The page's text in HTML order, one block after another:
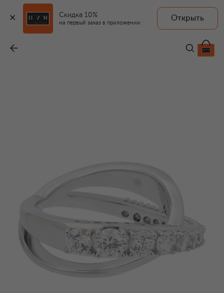
Скидка 10%
на первый заказ в приложении
Открыть
18 350 ₽